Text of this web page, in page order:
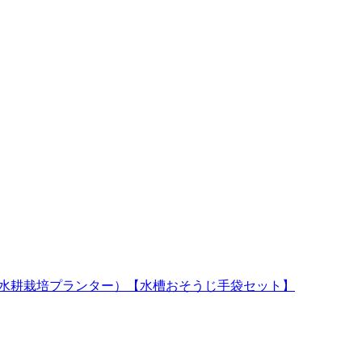
耕栽培プランター）【水槽おそうじ手袋セット】